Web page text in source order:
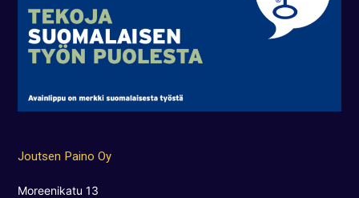
Joutsen Paino Oy
Moreenikatu 13